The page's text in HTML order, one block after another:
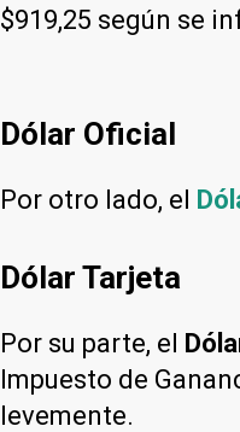
$919,25 según se
Dólar Oficial
Por otro lado, el
Dólar Tarjeta
Por su parte, el
Impuesto de
levemente.